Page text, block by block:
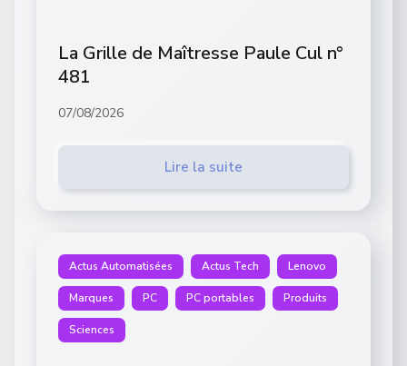
La Grille de Maîtresse Paule Cul n°
481
07/08/2026
Lire la suite
Actus Automatisées Actus Tech Lenovo
Marques PC PC portables Produits
Sciences